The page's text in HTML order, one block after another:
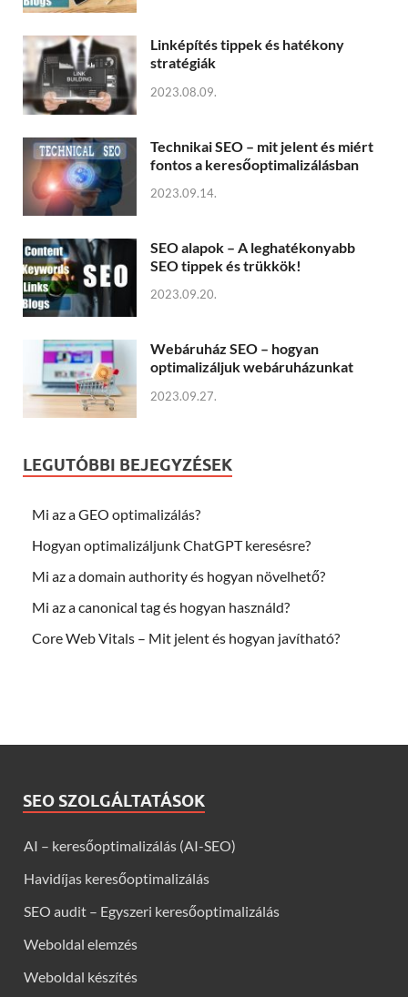
Linképítés tippek és hatékony
stratégiák
2023.08.09.
Technikai SEO – mit jelent és miért
fontos a keresőoptimalizálásban
2023.09.14.
SEO alapok – A leghatékonyabb
SEO tippek és trükkök!
2023.09.20.
Webáruház SEO – hogyan
optimalizáljuk webáruházunkat
2023.09.27.
LEGUTÓBBI BEJEGYZÉSEK
Mi az a GEO optimalizálás?
Hogyan optimalizáljunk ChatGPT keresésre?
Mi az a domain authority és hogyan növelhető?
Mi az a canonical tag és hogyan használd?
Core Web Vitals – Mit jelent és hogyan javítható?
SEO SZOLGÁLTATÁSOK
AI – keresőoptimalizálás (AI-SEO)
Havidíjas keresőoptimalizálás
SEO audit – Egyszeri keresőoptimalizálás
Weboldal elemzés
Weboldal készítés